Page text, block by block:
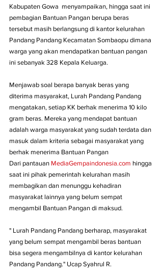
Kabupaten Gowa  menyampaikan, hingga saat ini
pembagian Bantuan Pangan berupa beras
tersebut masih berlangsung di kantor kelurahan
Pandang Pandang Kecamatan Sombaopu dimana
warga yang akan mendapatkan bantuan pangan
ini sebanyak 328 Kepala Keluarga.
Menjawab soal berapa banyak beras yang
diterima masyarakat, Lurah Pandang Pandang
mengatakan, setiap KK berhak menerima 10 kilo
gram beras. Mereka yang mendapat bantuan
adalah warga masyarakat yang sudah terdata dan
masuk dalam kriteria sebagai masyarakat yang
berhak menerima Bantuan Pangan
Dari pantauan MediaGempaindonesia.com hingga
saat ini pihak pemerintah kelurahan masih
membagikan dan menunggu kehadiran
masyarakat lainnya yang belum sempat
mengambil Bantuan Pangan di maksud.
" Lurah Pandang Pandang berharap, masyarakat
yang belum sempat mengambil beras bantuan
bisa segera mengambilnya di kantor kelurahan
Pandang Pandang." Ucap Syahrul R.